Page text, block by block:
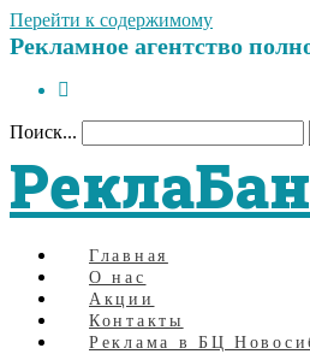
Перейти к содержимому
Рекламное агентство
Поиск...
Главная
О нас
Акции
Контакты
Реклама в БЦ